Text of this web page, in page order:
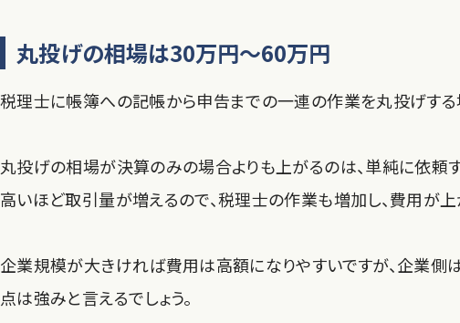
丸投げの相場は30万円～60万円
税理士に帳簿への記帳から申告までの一連の作業を丸投げする
丸投げの相場が決算のみの場合よりも上がるのは、単純に依頼
高いほど取引量が増えるので、税理士の作業も増加し、費用が上
企業規模が大きければ費用は高額になりやすいですが、企業側
点は強みと言えるでしょう。